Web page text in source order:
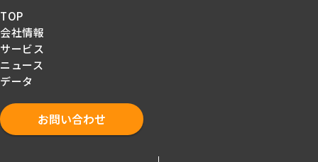
TOP
会社情報
サービス
ニュース
データ
お問い合わせ